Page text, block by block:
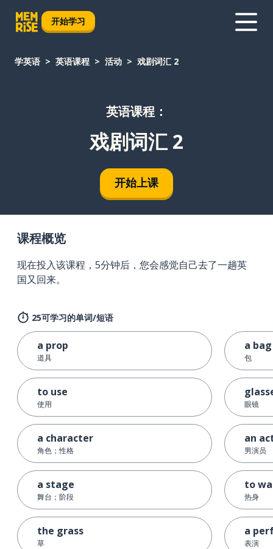
开始学习
学英语 英语课程 活动 戏剧词汇 2
英语课程：
戏剧词汇 2
开始上课
课程概览
现在投入该课程，5分钟后，您会感觉自己去了一趟英
国又回来。
25可学习的单词/短语
a prop
道具
to use
使用
a character
角色；性格
a stage
舞台；阶段
the grass
草
a bag
包
眼镜
an
男演员
to
热身
a
表演